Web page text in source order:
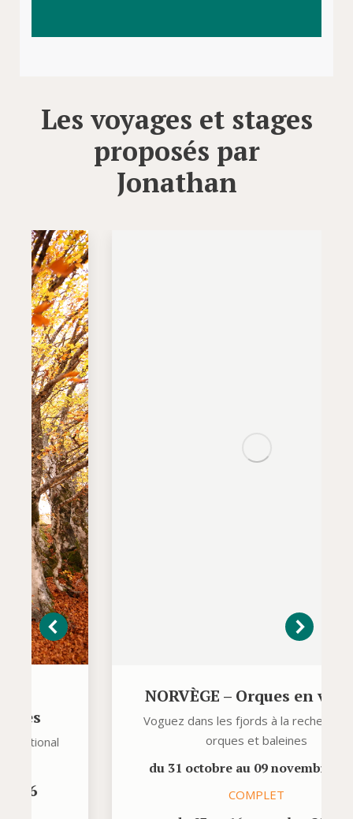
Les voyages et stages
proposés par
Jonathan
NORVÈGE – Orques en voilier
Voguez dans les fjords à la recherche des
orques et baleines
du 31 octobre au 09 novembre 2026